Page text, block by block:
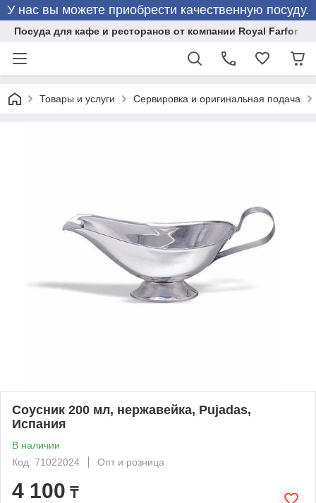
У нас вы можете приобрести качественную посуду.
Посуда для кафе и ресторанов от компании Royal Farfor
Товары и услуги Сервировка и оригинальная подача
Соусник 200 мл, нержавейка, Pujadas,
Испания
В наличии
Код: 71022024
Опт и розница
4 100 ₸